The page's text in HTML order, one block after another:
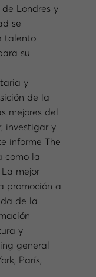
Londres y
se
talento
su
y
de la
mejores del
investigar y
informe The
como la
mejor
promoción a
de la
y
general
París,